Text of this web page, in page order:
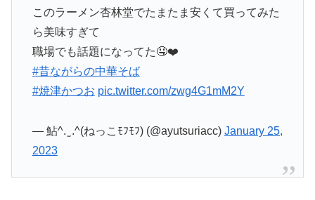
このラーメン杏林堂でたまたま安くて買ってみた
ら美味すぎて
職場でも話題になってた🤤❤️
#昔ながらの中華そば
#焼津かつお pic.twitter.com/zwg4G1mM2Y
— 鮎^. ̫ .^(ねっこﾓﾌﾓﾌ) (@ayutsuriacc) January 25,
2023